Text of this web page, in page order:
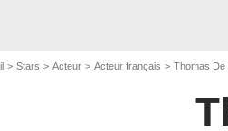
Stars Acteur Acteur français Thomas De